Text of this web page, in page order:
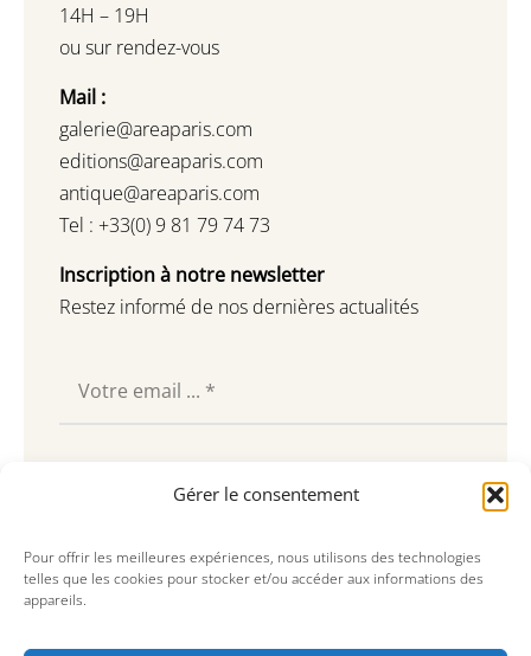
Gérer le consentement
Pour offrir les meilleures expériences, nous utilisons des technologies
telles que les cookies pour stocker et/ou accéder aux informations des
appareils.
14H – 19H
ou sur rendez-vous
Mail :
galerie@areaparis.com
editions@areaparis.com
antique@areaparis.com
Tel : +33(0) 9 81 79 74 73
Inscription à notre newsletter
Restez informé de nos dernières actualités
Souscrire